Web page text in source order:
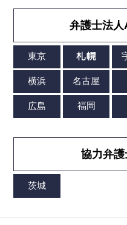
弁護士法
協力弁